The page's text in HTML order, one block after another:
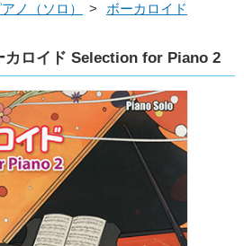
ノ（ソロ） > ボーカロイド
カロイド Selection for Piano 2